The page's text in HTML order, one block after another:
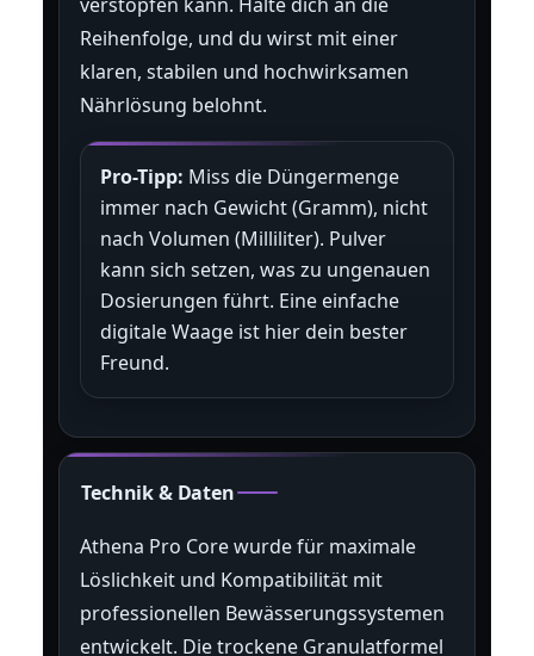
Reihenfolge, und du wirst mit einer
klaren, stabilen und hochwirksamen
Nährlösung belohnt.
Pro-Tipp: Miss die Düngermenge
immer nach Gewicht (Gramm), nicht
nach Volumen (Milliliter). Pulver
kann sich setzen, was zu ungenauen
Dosierungen führt. Eine einfache
digitale Waage ist hier dein bester
Freund.
Technik & Daten
Athena Pro Core wurde für maximale
Löslichkeit und Kompatibilität mit
professionellen Bewässerungssystemen
entwickelt. Die trockene Granulatformel